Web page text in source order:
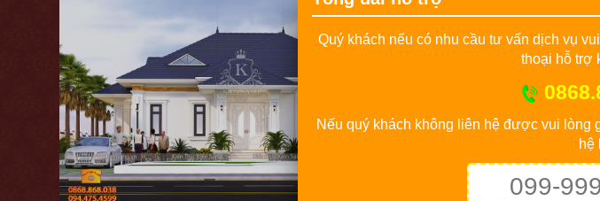
Quý khách nếu có nhu cầu tư vấn dịch vụ
thoại hỗ trợ
Nếu quý khách không liên hệ được vui
hệ